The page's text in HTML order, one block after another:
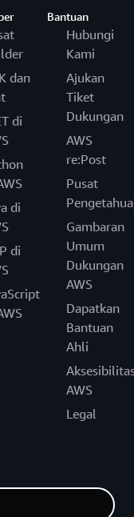
dan
di
di
di
Bantuan
Hubungi
Kami
Ajukan
Tiket
Dukungan
AWS
re:Post
Pusat
Gambaran
Umum
Dukungan
AWS
Dapatkan
Bantuan
Ahli
AWS
Legal